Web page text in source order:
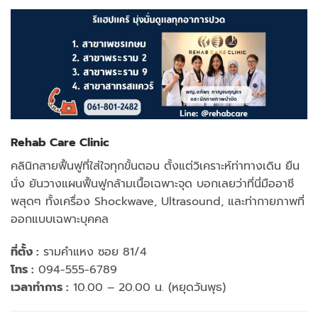
Rehab Care Clinic
คลินิกสายฟื้นฟูที่ใส่ใจทุกขั้นตอน ตั้งแต่วิเคราะห์ท่าทางเดิน ยืน
นั่ง ยันวางแผนฟื้นฟูกล้ามเนื้อเฉพาะจุด บอกเลยว่าที่นี่มืออาชี
พสุดๆ ทั้งเครื่อง Shockwave, Ultrasound, และท่ากายภาพที่
ออกแบบเฉพาะบุคคล
ที่ตั้ง : รามคำแหง ซอย 81/4
โทร : 094-555-6789
เวลาทำการ : 10.00 – 20.00 น. (หยุดวันพุธ)